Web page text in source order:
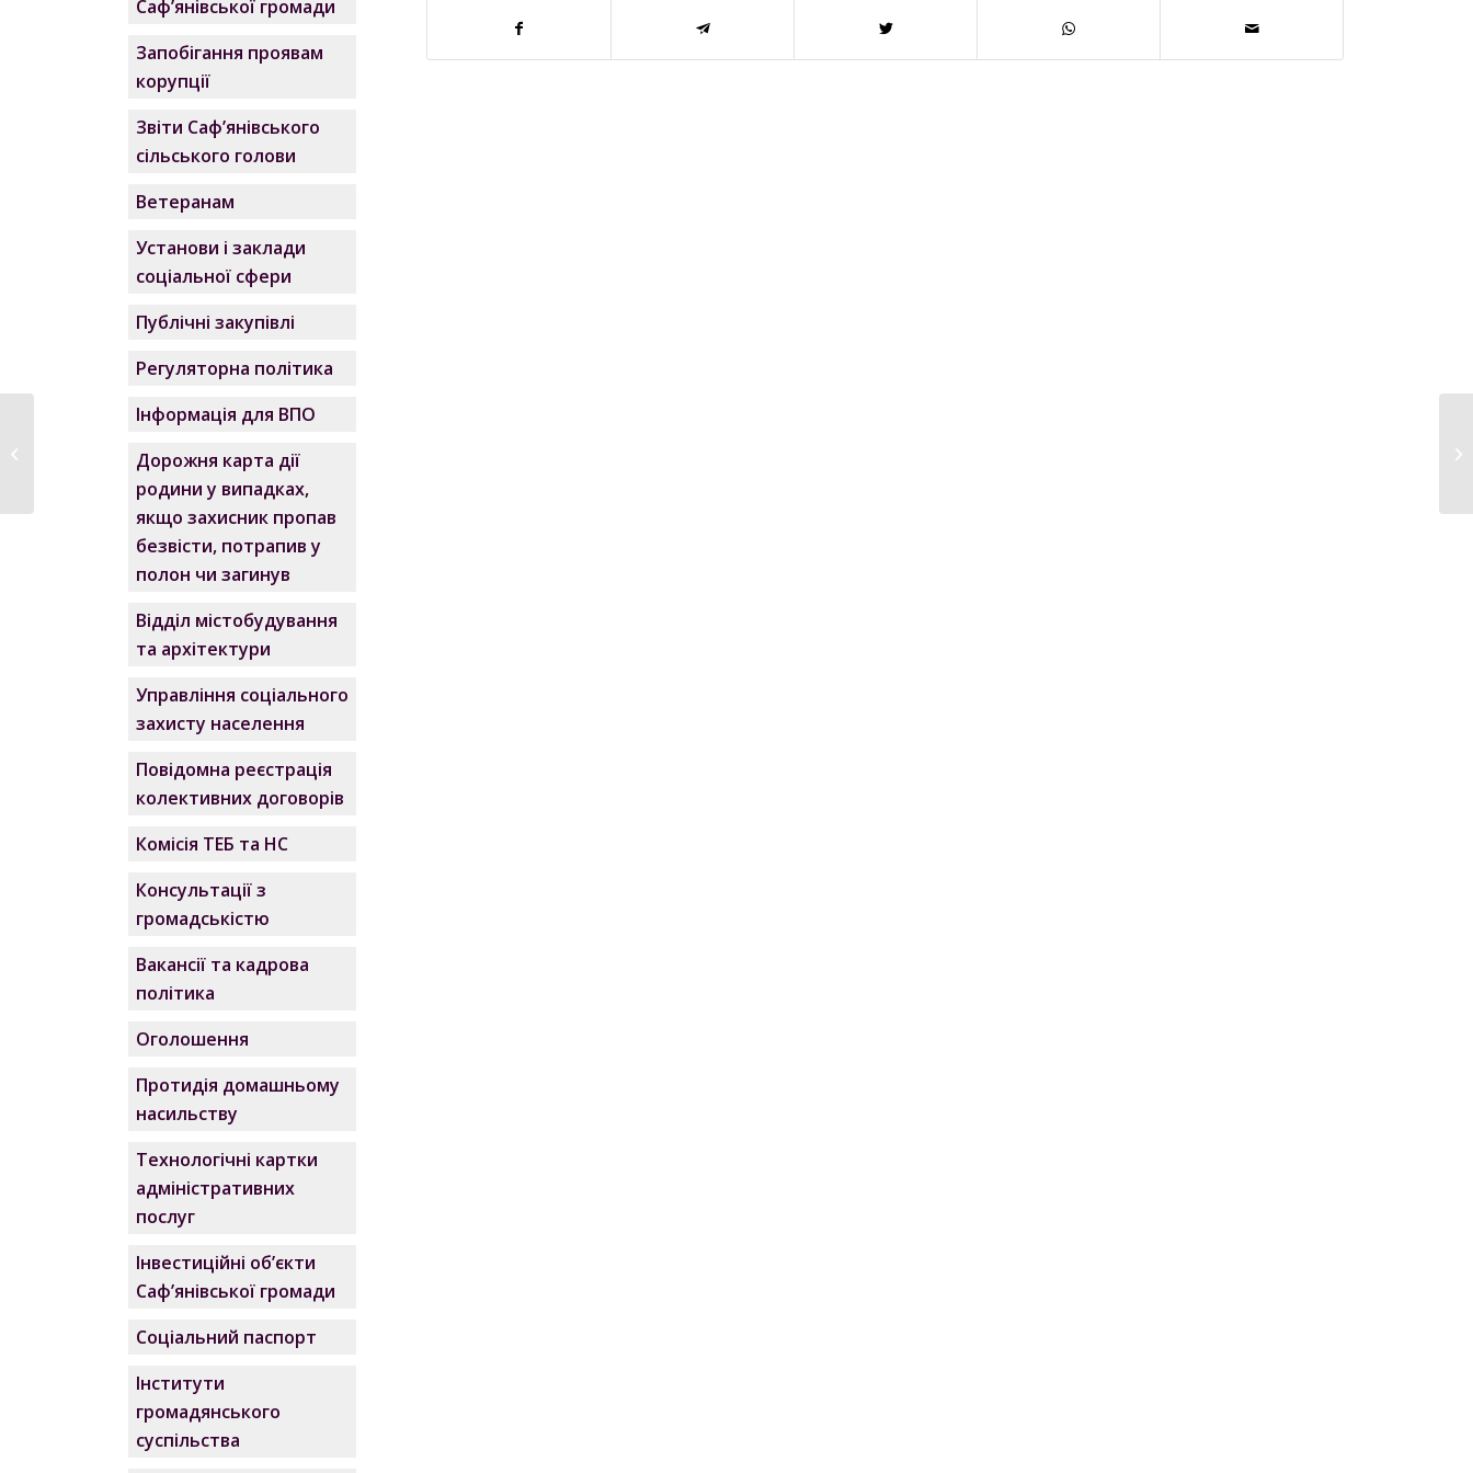
Саф’янівської громади
Запобігання проявам
корупції
Звіти Саф’янівського
сільського голови
Ветеранам
Установи і заклади
соціальної сфери
Публічні закупівлі
Регуляторна політика
Інформація для ВПО
Дорожня карта дії
родини у випадках,
якщо захисник пропав
безвісти, потрапив у
полон чи загинув
Відділ містобудування
та архітектури
Управління соціального
захисту населення
Повідомна реєстрація
колективних договорів
Комісія ТЕБ та НС
Консультації з
громадськістю
Вакансії та кадрова
політика
Оголошення
Протидія домашньому
насильству
Технологічні картки
адміністративних
послуг
Інвестиційні об’єкти
Саф’янівської громади
Соціальний паспорт
Інститути
громадянського
суспільства
Працівник ЦНАПу у
Розповідаємо,...